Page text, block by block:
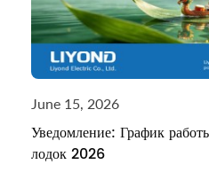
June 15, 2026
Уведомление: График
лодок 2026